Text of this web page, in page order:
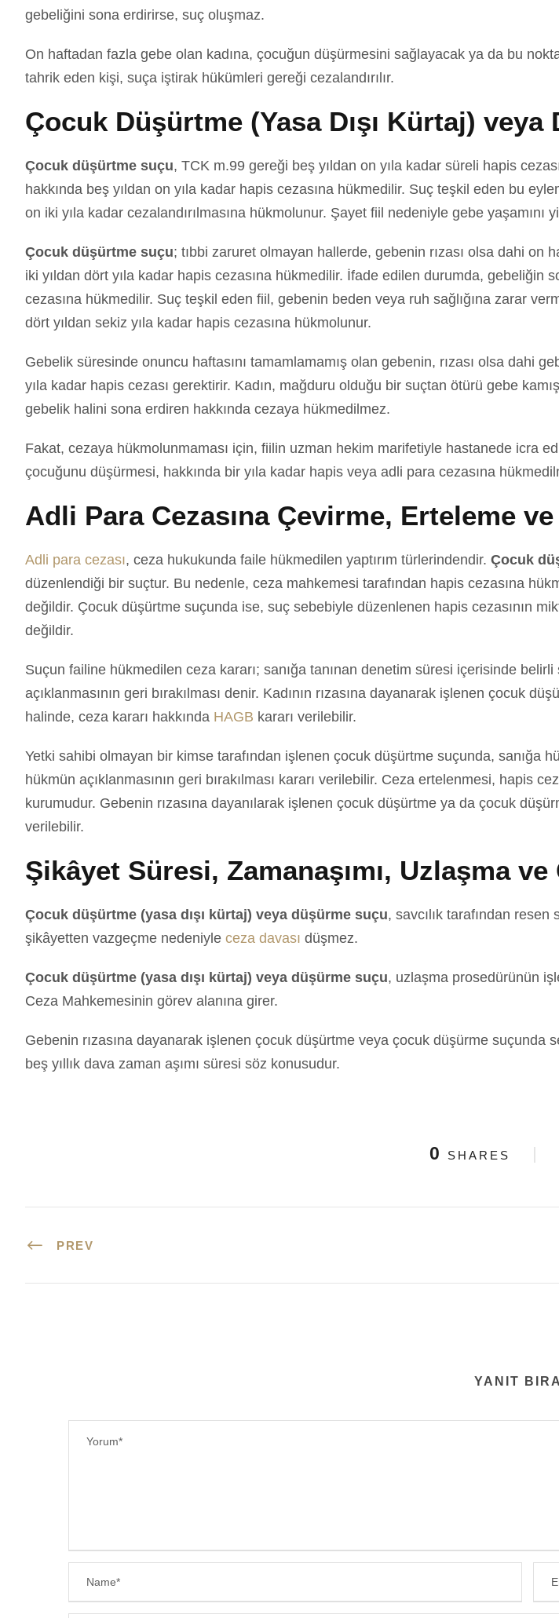
gebeliğini sona erdirirse, suç oluşmaz.
On haftadan fazla gebe olan kadına, çocuğun düşürmesini sağlayacak ya da bu
tahrik eden kişi, suça iştirak hükümleri gereği cezalandırılır.
Çocuk Düşürtme (Yasa Dışı Kürtaj) veya
Çocuk düşürtme suçu, TCK m.99 gereği beş yıldan on yıla kadar süreli hapis
hakkında beş yıldan on yıla kadar hapis cezasına hükmedilir. Suç teşkil eden bu
on iki yıla kadar cezalandırılmasına hükmolunur. Şayet fiil nedeniyle gebe yaşamını
Çocuk düşürtme suçu; tıbbi zaruret olmayan hallerde, gebenin rızası olsa dahi on
iki yıldan dört yıla kadar hapis cezasına hükmedilir. İfade edilen durumda, gebeliğin
cezasına hükmedilir. Suç teşkil eden fiil, gebenin beden veya ruh sağlığına zarar
dört yıldan sekiz yıla kadar hapis cezasına hükmolunur.
Gebelik süresinde onuncu haftasını tamamlamamış olan gebenin, rızası olsa dahi
yıla kadar hapis cezası gerektirir. Kadın, mağduru olduğu bir suçtan ötürü gebe
gebelik halini sona erdiren hakkında cezaya hükmedilmez.
Fakat, cezaya hükmolunmaması için, fiilin uzman hekim marifetiyle hastanede icra
çocuğunu düşürmesi, hakkında bir yıla kadar hapis veya adli para cezasına
Adli Para Cezasına Çevirme, Erteleme
Adli para cezası, ceza hukukunda faile hükmedilen yaptırım türlerindendir. Çocuk
düzenlendiği bir suçtur. Bu nedenle, ceza mahkemesi tarafından hapis cezasına
değildir. Çocuk düşürtme suçunda ise, suç sebebiyle düzenlenen hapis cezasının
değildir.
Suçun failine hükmedilen ceza kararı; sanığa tanınan denetim süresi içerisinde
açıklanmasının geri bırakılması denir. Kadının rızasına dayanarak işlenen çocuk
halinde, ceza kararı hakkında HAGB kararı verilebilir.
Yetki sahibi olmayan bir kimse tarafından işlenen çocuk düşürtme suçunda, sanığa
hükmün açıklanmasının geri bırakılması kararı verilebilir. Ceza ertelenmesi, hapis
kurumudur. Gebenin rızasına dayanılarak işlenen çocuk düşürtme ya da çocuk
verilebilir.
Şikâyet Süresi, Zamanaşımı, Uzlaşma
Çocuk düşürtme (yasa dışı kürtaj) veya düşürme suçu, savcılık tarafından
şikâyetten vazgeçme nedeniyle ceza davası düşmez.
Çocuk düşürtme (yasa dışı kürtaj) veya düşürme suçu, uzlaşma prosedürünün
Ceza Mahkemesinin görev alanına girer.
Gebenin rızasına dayanarak işlenen çocuk düşürtme veya çocuk düşürme suçunda
beş yıllık dava zaman aşımı süresi söz konusudur.
0 SHARES
PREV
YANIT